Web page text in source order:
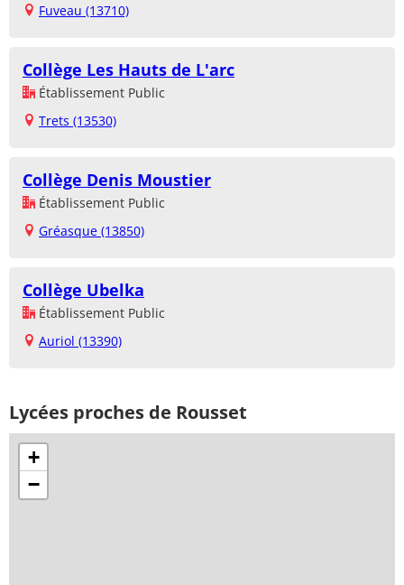
Fuveau (13710)
Collège Les Hauts de L'arc
Établissement Public
Trets (13530)
Collège Denis Moustier
Établissement Public
Gréasque (13850)
Collège Ubelka
Établissement Public
Auriol (13390)
Lycées proches de Rousset
+
−